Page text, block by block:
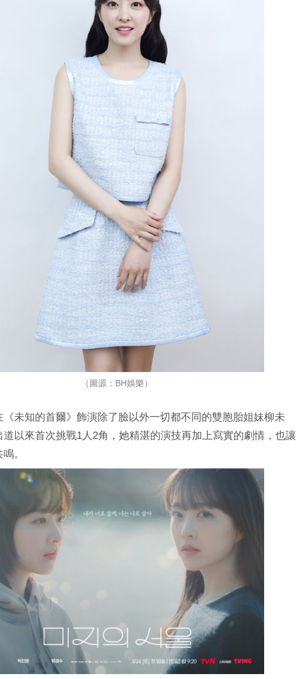
（圖源：BH娛樂）
《未知的首爾》飾演除了臉以外一切都不同的雙胞胎姐妹柳未
以來首次挑戰1人2角，她精湛的演技再加上寫實的劇情，也讓
。